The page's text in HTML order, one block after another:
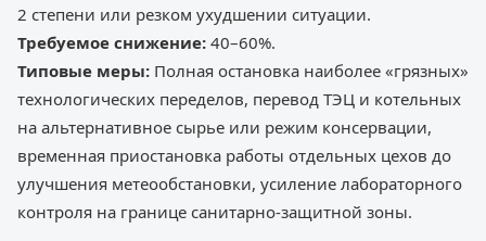
2 степени или резком ухудшении ситуации.
Требуемое снижение: 40–60%.
Типовые меры: Полная остановка наиболее «грязных»
технологических переделов, перевод ТЭЦ и котельных
на альтернативное сырье или режим консервации,
временная приостановка работы отдельных цехов до
улучшения метеообстановки, усиление лабораторного
контроля на границе санитарно-защитной зоны.